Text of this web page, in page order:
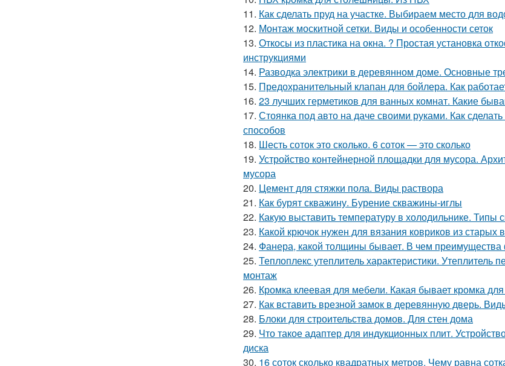
11. Как сделать пруд на участке. Выбираем место для
12. Монтаж москитной сетки. Виды и особенности сеток
13. Откосы из пластика на окна. ? Простая установка
инструкциями
14. Разводка электрики в деревянном доме. Основные
15. Предохранительный клапан для бойлера. Как
16. 23 лучших герметиков для ванных комнат. Какие
17. Стоянка под авто на даче своими руками. Как
способов
18. Шесть соток это сколько. 6 соток — это сколько
19. Устройство контейнерной площадки для мусора.
мусора
20. Цемент для стяжки пола. Виды раствора
21. Как бурят скважину. Бурение скважины-иглы
22. Какую выставить температуру в холодильнике. Типы
23. Какой крючок нужен для вязания ковриков из
24. Фанера, какой толщины бывает. В чем
25. Теплоплекс утеплитель характеристики.
монтаж
26. Кромка клеевая для мебели. Какая бывает кромка
27. Как вставить врезной замок в деревянную дверь.
28. Блоки для строительства домов. Для стен дома
29. Что такое адаптер для индукционных плит.
диска
30. 16 соток сколько квадратных метров. Чему равна